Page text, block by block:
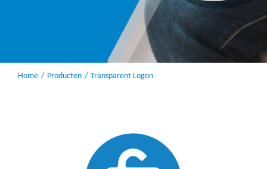
Home Producten Transparent Logon